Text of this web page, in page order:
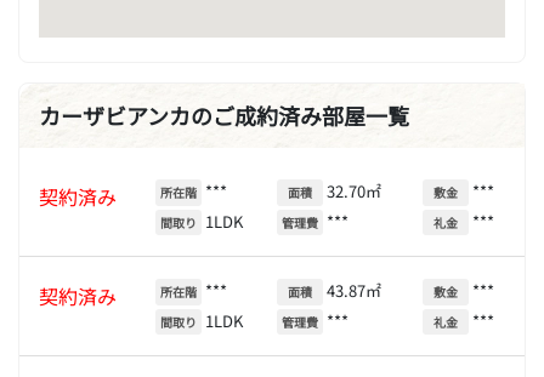
カーザビアンカのご成約済み部屋一覧
契約済み 所在階 ***
間取り 1LDK
面積 32.70㎡
管理費 ***
敷金 ***
礼金 ***
契約済み 所在階 ***
間取り 1LDK
面積 43.87㎡
管理費 ***
敷金 ***
礼金 ***